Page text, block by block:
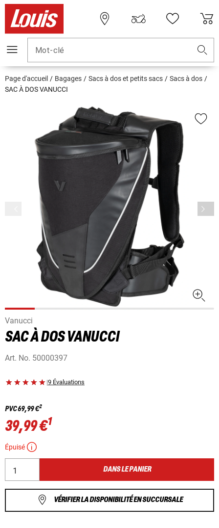
Mot-clé
Page d'accueil Bagages Sacs à dos et petits sacs
Sacs à dos
SAC À DOS VANUCCI
Vanucci
SAC À DOS VANUCCI
Art. No. 50000397
|9 Évaluations
PVC69,99 €2
39,99 €1
Épuisé
DANS LE PANIER
VÉRIFIER LA DISPONIBILITÉ EN SUCCURSALE